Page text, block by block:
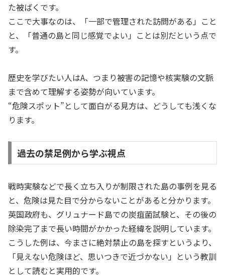
た被ばくです。
ここで大事なのは、「一部で管理された訪問がある」こと
と、「普通の島と同じ感覚でよい」ことは別だという点で
す。
歴史を学びたい人はA、つまり被害の記憶や核実験の文脈
まで含めて理解する姿勢が向いています。
“危険スポット”として面白がる見方は、どうしても浅くな
ります。
過去の禁足例から学ぶ視点
戦時実験などで長く立ち入りが制限された島の事例を見る
と、危険は見た目で分からないことがあると分かります。
英国政府も、グリュナード島での炭疽菌試験と、その後の
除染完了まで長い時間がかかった経緯を説明しています。
こうした例は、今まさに絶対禁止の島を探すというより、
「見えない危険ほど、思いつきで近づかない」という教訓
として読むと実用的です。